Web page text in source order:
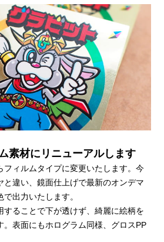
素材にリニューアルします
フィルムタイプに変更いたします。今
と違い、鏡面仕上げで最新のオンデマ
出力いたします。
することで下が透けず、綺麗に絵柄を
。表面にもホログラム同様、グロスPP